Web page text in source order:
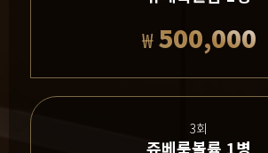
₩500,000
3회
쥬베룩볼륨 1병